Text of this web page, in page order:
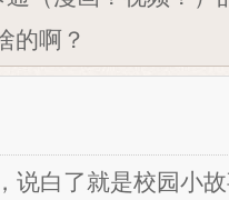
的啊？
说白了就是校园小